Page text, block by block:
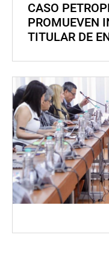
CASO
PROMUEVEN
TITULAR DE